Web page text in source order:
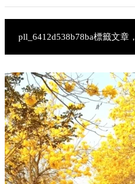
pll_6412d538b78ba標籤文章